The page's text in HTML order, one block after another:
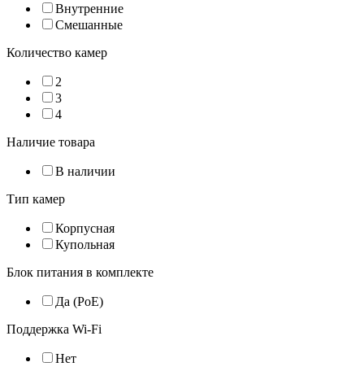
Внутренние
Смешанные
Количество камер
2
3
4
Наличие товара
В наличии
Тип камер
Корпусная
Купольная
Блок питания в комплекте
Да (PoE)
Поддержка Wi-Fi
Нет